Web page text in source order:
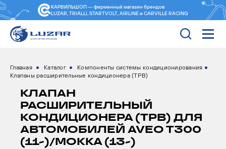
КАРВИЛЬШОП — фирменный магазин брендов
LUZAR, TRIALLI, STARTVOLT, AIRLINE и CARVILLE RACING
Главная Каталог
Компоненты системы кондиционирования
Клапаны расширительные кондиционера (ТРВ)
КЛАПАН
РАСШИРИТЕЛЬНЫЙ
КОНДИЦИОНЕРА (ТРВ) ДЛЯ
АВТОМОБИЛЕЙ AVEO T300
(11-)/MOKKA (13-)